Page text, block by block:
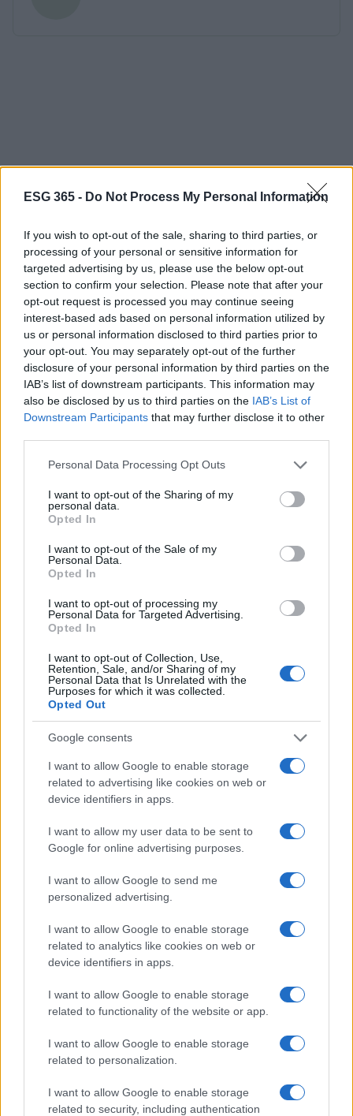
ESG 365 - Do Not Process My Personal Information
If you wish to opt-out of the sale, sharing to third parties, or
processing of your personal or sensitive information for
targeted advertising by us, please use the below opt-out
section to confirm your selection. Please note that after your
opt-out request is processed you may continue seeing
interest-based ads based on personal information utilized by
us or personal information disclosed to third parties prior to
your opt-out. You may separately opt-out of the further
disclosure of your personal information by third parties on the
IAB’s list of downstream participants. This information may
also be disclosed by us to third parties on the IAB’s List of
Downstream Participants that may further disclose it to other
Please note that this website/app uses one or more Google
not limited to your visit or usage behaviour. You may click to
grant or deny consent to Google and its third-party tags to
use your data for below specified purposes in below Google
consent section.
Personal Data Processing Opt Outs
I want to opt-out of the Sharing of my
personal data.
Opted In
I want to opt-out of the Sale of my
Personal Data.
Opted In
I want to opt-out of processing my
Personal Data for Targeted Advertising.
Opted In
I want to opt-out of Collection, Use,
Retention, Sale, and/or Sharing of my
Personal Data that Is Unrelated with the
Purposes for which it was collected.
Opted Out
Google consents
I want to allow Google to enable storage
related to advertising like cookies on web or
device identifiers in apps.
I want to allow my user data to be sent to
Google for online advertising purposes.
I want to allow Google to send me
personalized advertising.
I want to allow Google to enable storage
related to analytics like cookies on web or
device identifiers in apps.
I want to allow Google to enable storage
related to functionality of the website or app.
I want to allow Google to enable storage
related to personalization.
I want to allow Google to enable storage
related to security, including authentication
Continua a leggere
SOSTENIBILITÀ
Agenda sostenibile: integra obiettivi green nella tua
settimana
Andrea Innocenti · 8 Ago 2026
Filiera del grano duro in crisi: produzione record ma
redditività a rischio
SOSTENIBILITÀ